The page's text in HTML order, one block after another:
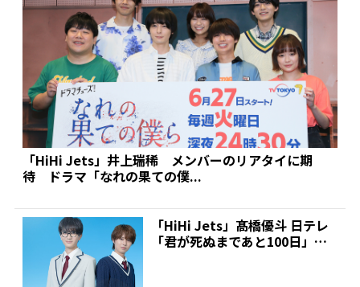
「HiHi Jets」井上瑞稀 メンバーのリアタイに期
待 ドラマ「なれの果ての僕...
「HiHi Jets」髙橋優斗 日テレ
「君が死ぬまであと100日」で